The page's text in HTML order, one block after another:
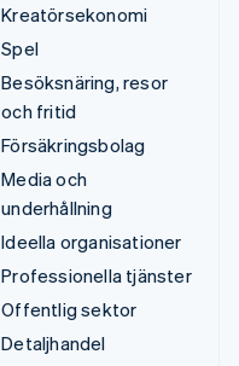
Kreatörsekonomi
Spel
Besöksnäring, resor
och fritid
Försäkringsbolag
Media och
underhållning
Ideella organisationer
Professionella tjänster
Offentlig sektor
Detaljhandel